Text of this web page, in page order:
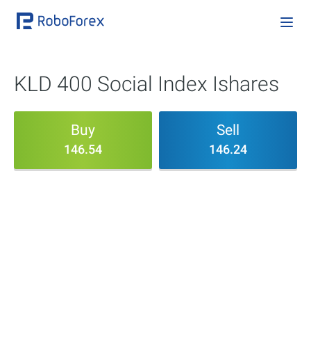
KLD 400 Social Index Ishares
Buy
146.54
Sell
146.24